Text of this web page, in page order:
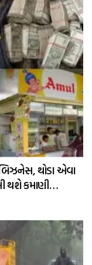
થોડા એવા
થશે કમાણી…